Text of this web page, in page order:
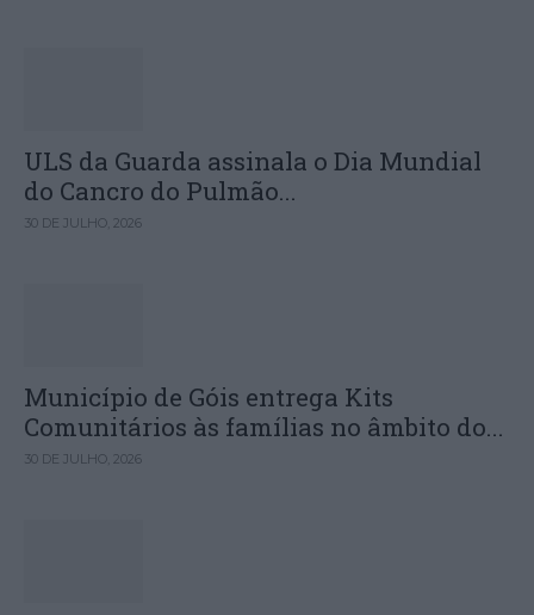
ULS da Guarda assinala o Dia Mundial
do Cancro do Pulmão...
30 DE JULHO, 2026
Município de Góis entrega Kits
Comunitários às famílias no âmbito do...
30 DE JULHO, 2026